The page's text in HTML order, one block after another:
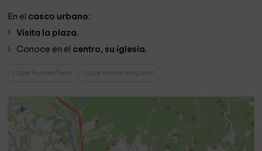
En el casco urbano:
Visita la plaza.
Conoce en el centro, su iglesia.
Casas Rurales Olvan Casas Rurales Berguedà